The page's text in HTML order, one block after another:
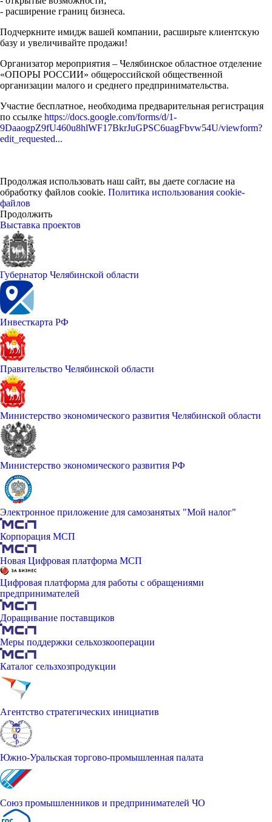
- расширение границ бизнеса.
Подчеркните имидж вашей компании, расширьте клиентскую
базу и увеличивайте продажи!
Организатор мероприятия – Челябинское областное отделение
«ОПОРЫ РОССИИ» общероссийской общественной
организации малого и среднего предпринимательства.
Участие бесплатное, необходима предварительная регистрация
по ссылке https://docs.google.com/forms/d/1-
9DaaogpZ9fU460u8hlWF17BkrJuGPSC6uagFbvw54U/viewform?
edit_requested...
Продолжая использовать наш сайт, вы даете согласие на
обработку файлов cookie. Политика использования cookie-
файлов
Продолжить
Выставка проектов
Губернатор Челябинской области
Инвесткарта РФ
Правительство Челябинской области
Министерство экономического развития Челябинской области
Министерство экономического развития РФ
Электронное приложение для самозанятых "Мой налог"
Корпорация МСП
Новая Цифровая платформа МСП
Цифровая платформа для работы с обращениями
предпринимателей
Доращивание поставщиков
Меры поддержки сельхозкооперации
Каталог сельзхозпродукции
Агентство стратегических инициатив
Южно-Уральская торгово-промышленная палата
Союз промышленников и предпринимателей ЧО